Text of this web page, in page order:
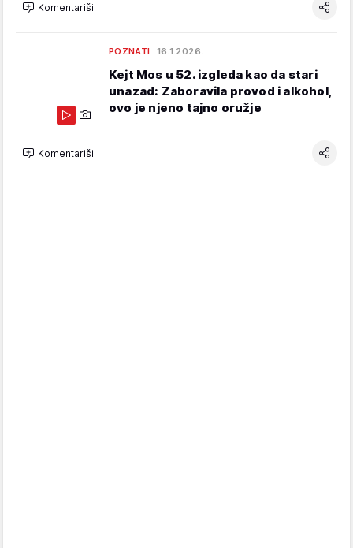
Komentariši
POZNATI 16.1.2026.
Kejt Mos u 52. izgleda kao da stari
unazad: Zaboravila provod i alkohol,
ovo je njeno tajno oružje
Komentariši